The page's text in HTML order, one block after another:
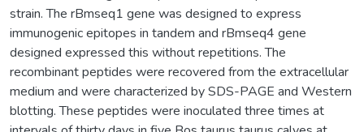
strain. The rBmseq1 gene was designed to express
immunogenic epitopes in tandem and rBmseq4 gene
designed expressed this without repetitions. The
recombinant peptides were recovered from the extracellular
medium and were characterized by SDS-PAGE and Western
blotting. These peptides were inoculated three times at